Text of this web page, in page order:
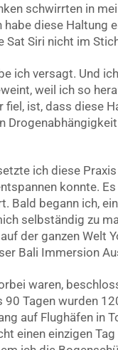
schwirrten in
habe diese Haltung
Siri nicht im
ich versagt. Und
weil ich so
ist, dass diese
ich diese
konnte.
Bald begann ich,
selbständig zu
der ganzen Welt
Bali Immersion
waren,
90 Tagen wurden
auf Flughäfen in
einen einzigen